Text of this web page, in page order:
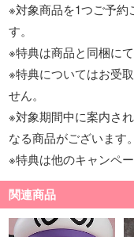
※対象商品を1つご予約
す。
※特典は商品と同梱に
※特典についてはお受
せん。
※対象期間中に案内さ
なる商品がございます
※特典は他のキャンペ
関連商品